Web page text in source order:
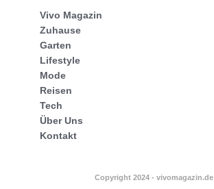
Vivo Magazin
Zuhause
Garten
Lifestyle
Mode
Reisen
Tech
Über Uns
Kontakt
Copyright 2024 - vivomagazin.de